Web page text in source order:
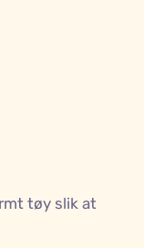
tøy slik at